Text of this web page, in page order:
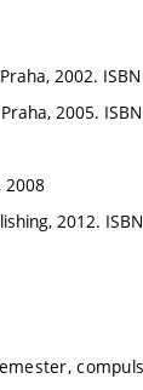
2002.
2005.
2008
2012. ISBN